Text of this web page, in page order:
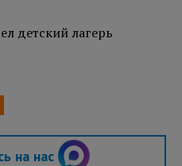
детский лагерь
на нас